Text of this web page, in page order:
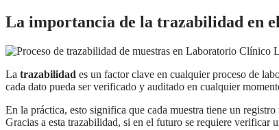
La importancia de la trazabilidad en
La trazabilidad es un factor clave en cualquier proceso de
cada dato pueda ser verificado y auditado en cualquier
En la práctica, esto significa que cada muestra tiene un
Gracias a esta trazabilidad, si en el futuro se requiere verificar